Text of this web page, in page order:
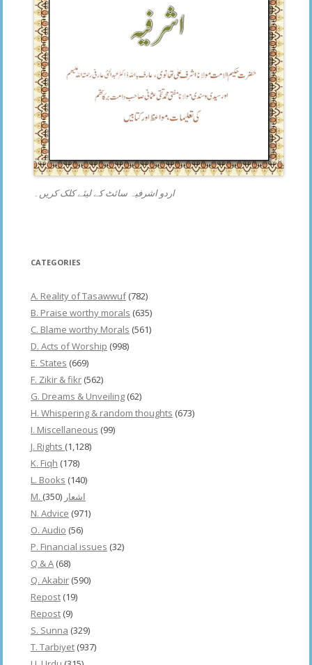
اردو اشرفیہ سائٹ کے لیئے کلک کریں۔
CATEGORIES
A. Reality of Tasawwuf(782)
B. Praise worthy morals (635)
C. Blame worthy Morals (561)
D. Acts of Worship (998)
E. States (669)
F. Zikir & fikr (562)
G. Dreams & Unveiling (62)
H. Whispering & random thoughts (673)
I. Miscellaneous (99)
J. Rights (1,128)
K. Fiqh (178)
L. Books (140)
M. اشعار (350)
N. Advice (971)
O. Audio (56)
P. Financial issues (32)
Q & A (68)
Q. Akabir (590)
Repost (19)
Repost (9)
S. Sunna (329)
T. Tarbiyet (937)